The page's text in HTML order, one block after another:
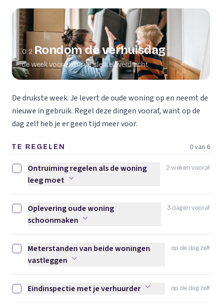
02 Rondom de verhuisdag
de week voor en na de sleuteloverdracht
De drukste week. Je levert de oude woning op en neemt de
nieuwe in gebruik. Regel deze dingen vooraf, want op de
dag zelf heb je er geen tijd meer voor.
TE REGELEN 0 van 6
2 weken vooraf
Ontruiming regelen als de woning leeg moet afvinken
Ontruiming regelen als de woning
leeg moet
3 dagen vooraf
Oplevering oude woning schoonmaken afvinken
Oplevering oude woning
schoonmaken
op de dag zelf
Meterstanden van beide woningen vastleggen afvinken
Meterstanden van beide woningen
vastleggen
op de dag zelf
Eindinspectie met je verhuurder afvinken
Eindinspectie met je verhuurder